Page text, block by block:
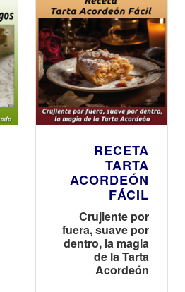
RECETA
TARTA
ACORDEÓN
FÁCIL
Crujiente por
fuera, suave por
dentro, la magia
de la Tarta
Acordeón